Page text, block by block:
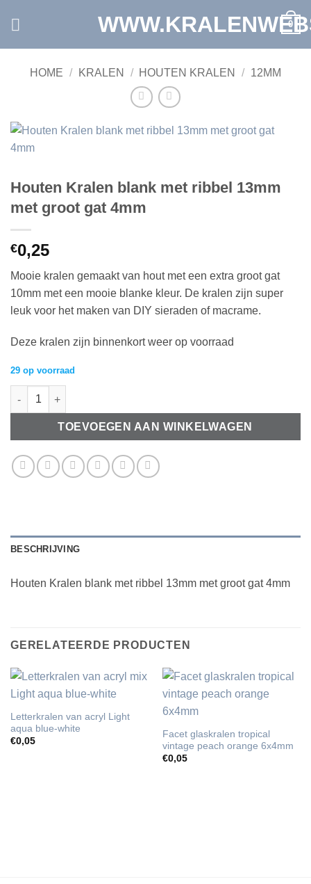
0
HOME / KRALEN / HOUTEN KRALEN / 12MM
Houten Kralen blank met ribbel 13mm
met groot gat 4mm
€0,25
Mooie kralen gemaakt van hout met een extra groot gat
10mm met een mooie blanke kleur. De kralen zijn super
leuk voor het maken van DIY sieraden of macrame.
Deze kralen zijn binnenkort weer op voorraad
29 op voorraad
Houten Kralen blank met ribbel 13mm met groot gat 4mm aantal
TOEVOEGEN AAN WINKELWAGEN
BESCHRIJVING
Houten Kralen blank met ribbel 13mm met groot gat 4mm
GERELATEERDE PRODUCTEN
Letterkralen van acryl Light
aqua blue-white
€0,05
Facet glaskralen tropical
vintage peach orange 6x4mm
€0,05